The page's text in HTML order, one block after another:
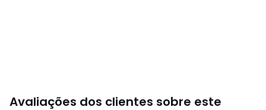
Avaliações dos clientes sobre este